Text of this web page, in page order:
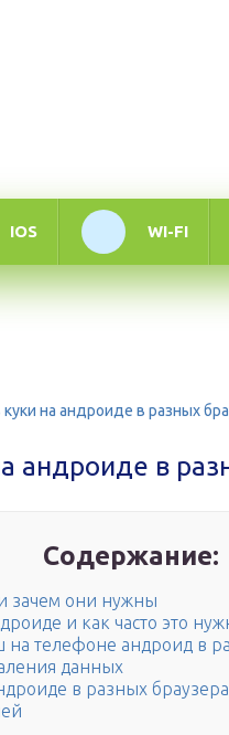
IOS WI-FI
куки на андроиде в разных
андроиде в
Содержание:
зачем они нужны
и как часто это
на телефоне андроид в
данных
в разных